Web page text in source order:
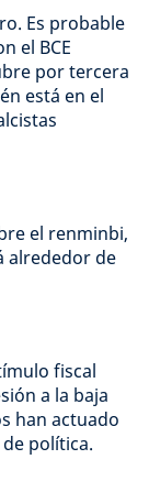
Es probable
el BCE
por tercera
está en el
el renminbi,
alrededor de
fiscal
a la baja
han actuado
política.